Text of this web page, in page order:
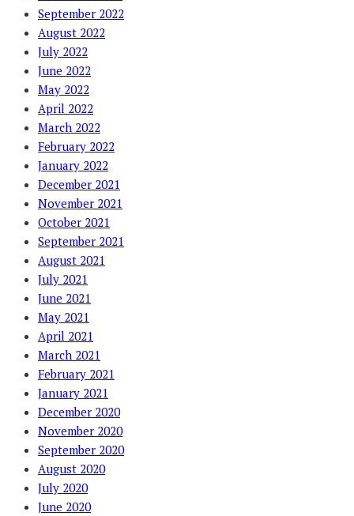
September 2022
August 2022
July 2022
June 2022
May 2022
April 2022
March 2022
February 2022
January 2022
December 2021
November 2021
October 2021
September 2021
August 2021
July 2021
June 2021
May 2021
April 2021
March 2021
February 2021
January 2021
December 2020
November 2020
September 2020
August 2020
July 2020
June 2020